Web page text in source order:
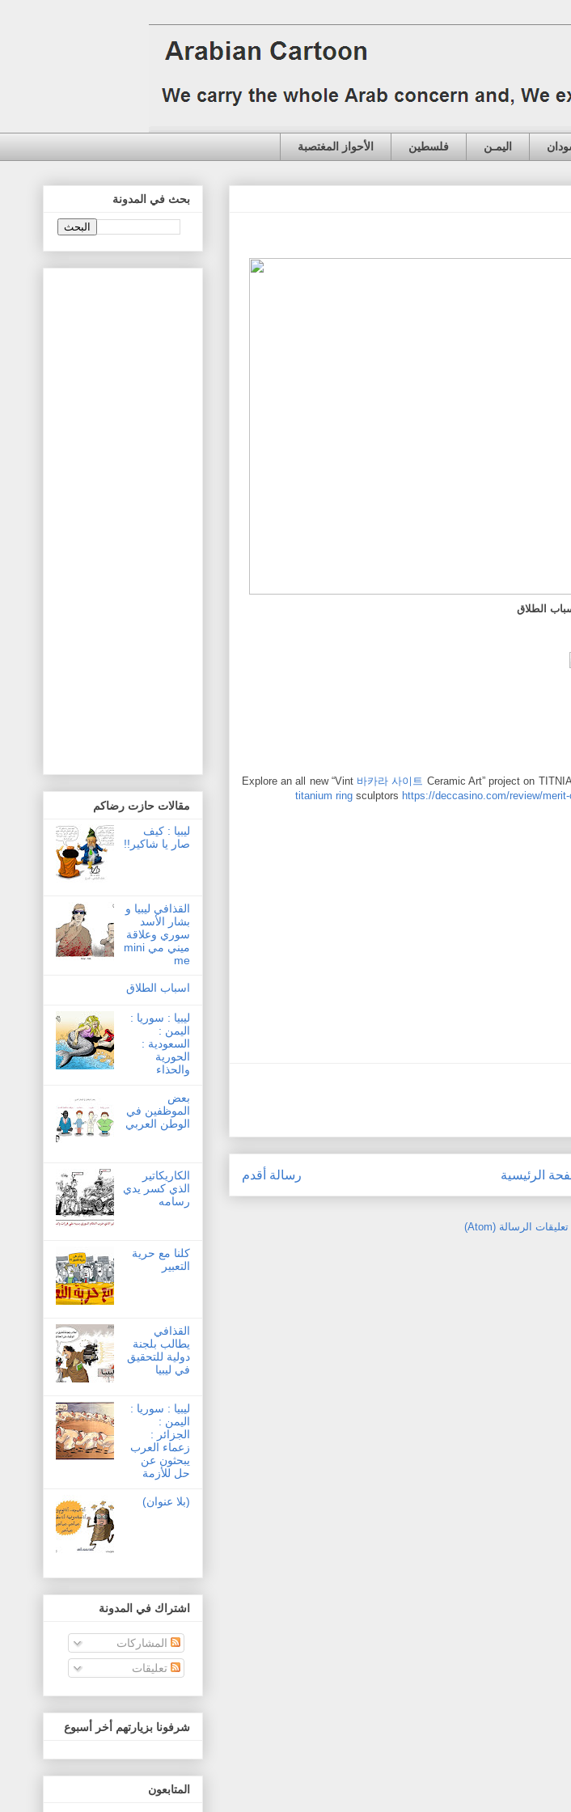
اليمـن فلسطين الأحواز المغتصبة
الطلاق
Explore an all new “Vint 바카라 사이트 Ceramic Art” project on
titanium ring sculptors https://deccasino.com/review/
رسالة أقدم الرئيسية
تعليقات الرسالة (Atom)
بحث في المدونة
مقالات حازت رضاكم
ليبيا : كيف
صار يا شاكير!!
القذافي ليبيا و
بشار الأسد
سوري وعلاقة
ميني مي mini
me
اسباب الطلاق
ليبيا : سوريا :
اليمن :
السعودية :
الحورية
والحذاء
بعض
الموظفين في
الوطن العربي
الكاريكاتير
الذي كسر يدي
رسامه
كلنا مع حرية
التعبير
القذافي
يطالب بلجنة
دولية للتحقيق
في ليبيا
ليبيا : سوريا :
اليمن :
الجزائر :
زعماء العرب
يبحثون عن
حل للأزمة
(بلا عنوان)
اشتراك في المدونة
المشاركات
تعليقات
شرفونا بزيارتهم أخر أسبوع
المتابعون